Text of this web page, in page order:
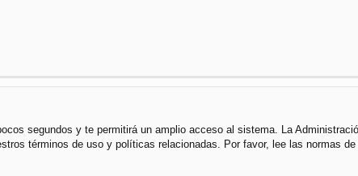
segundos y te permitirá un amplio acceso al sistema. La
términos de uso y políticas relacionadas. Por favor, lee las normas